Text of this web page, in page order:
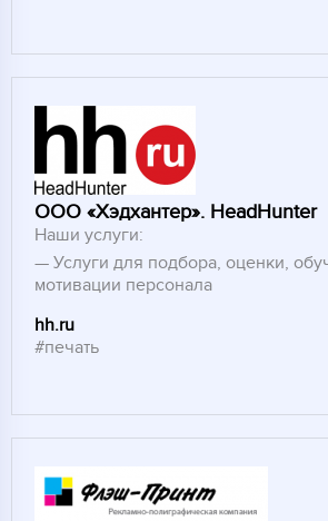
ООО «Хэдхантер». HeadHunter
Наши услуги:
Услуги для подбора, оценки,
мотивации персонала
hh.ru
#печать